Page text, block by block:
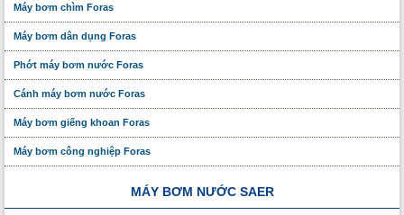
Máy bơm chìm Foras
Máy bơm dân dụng Foras
Phớt máy bơm nước Foras
Cánh máy bơm nước Foras
Máy bơm giếng khoan Foras
Máy bơm công nghiệp Foras
MÁY BƠM NƯỚC SAER